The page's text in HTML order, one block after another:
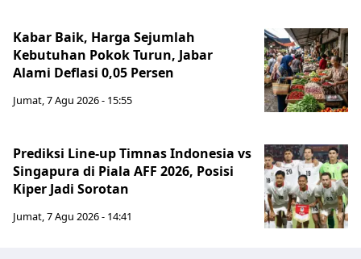
Kabar Baik, Harga Sejumlah
Kebutuhan Pokok Turun, Jabar
Alami Deflasi 0,05 Persen
Jumat, 7 Agu 2026 - 15:55
Prediksi Line-up Timnas Indonesia vs
Singapura di Piala AFF 2026, Posisi
Kiper Jadi Sorotan
Jumat, 7 Agu 2026 - 14:41